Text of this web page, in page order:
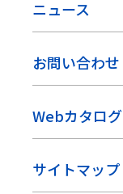
ニュース
お問い合わせ
Webカタログ
サイトマップ